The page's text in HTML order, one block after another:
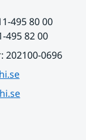
495 80 00
495 82 00
0696